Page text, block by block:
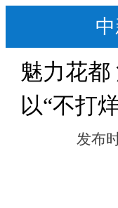
魅力花都
以“不打
发布